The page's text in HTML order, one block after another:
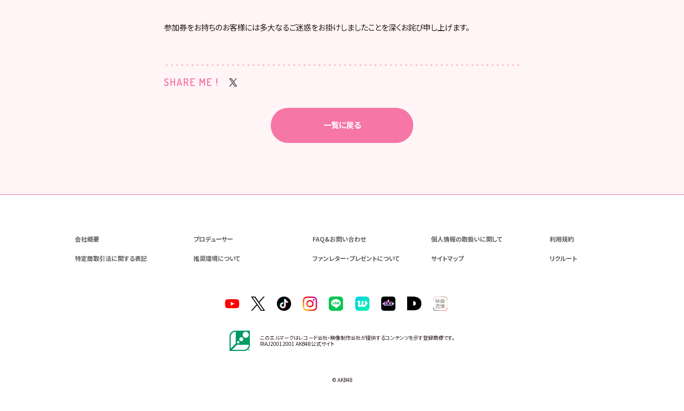
参加券をお持ちのお客様には多大なるご迷惑をお掛けしましたことを深くお詫び申し上げます。
SHARE ME !
一覧に戻る
会社概要 プロデューサー FAQ&お問い合わせ 個人情報の取扱いに関して 利用規約
特定商取引法に関する表記 推奨環境について ファンレター・プレゼントについて サイトマップ リクルート
このエルマークはレコード会社・映像制作会社が提供するコンテンツを示す登録商標です。
RIAJ20012001 AKB48公式サイト
© AKB48